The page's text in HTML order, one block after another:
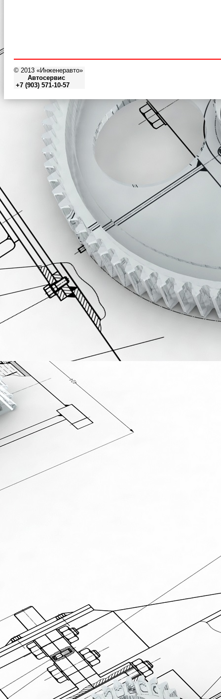
© 2013 «Инженеравто»
Автосервис
+7 (903) 571-10-57